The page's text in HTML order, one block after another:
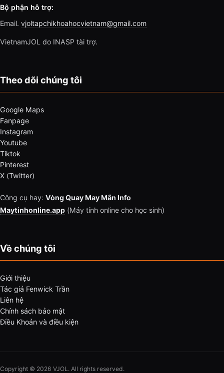
Bộ phận hỗ trợ:
Email. vjoltapchikhoahocvietnam@gmail.com
VietnamJOL do INASP tài trợ.
Theo dõi chúng tôi
Google Maps
Fanpage
Instagram
Youtube
Tiktok
Pinterest
X (Twitter)
Công cụ hay: Vòng Quay May Mắn Info
Maytinhonline.app (Máy tính online cho học sinh)
Về chúng tôi
Giới thiệu
Tác giả Fenwick Trần
Liên hệ
Chính sách bảo mật
Điều Khoản và điều kiện
Copyright © 2026 VJOL. All rights reserved.